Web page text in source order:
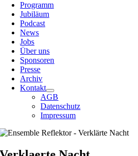
Programm
Jubiläum
Podcast
News
Jobs
Über uns
Sponsoren
Presse
Archiv
Kontakt
AGB
Datenschutz
Impressum